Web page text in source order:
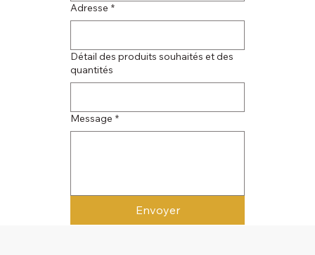
Adresse *
Détail des produits souhaités et des
quantités
Message *
Envoyer